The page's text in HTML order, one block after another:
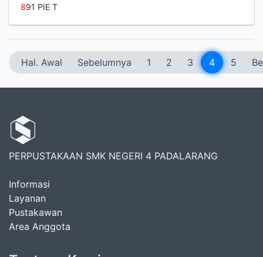
891 PIE T
Hal. Awal Sebelumnya 1 2 3 4 5
PERPUSTAKAAN SMK NEGERI 4 PADALARANG
Informasi
Layanan
Pustakawan
Area Anggota